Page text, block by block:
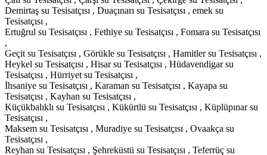
Demirtaş su Tesisatçısı , Duaçınarı su Tesisatçısı , emek su
Tesisatçısı ,
Ertuğrul su Tesisatçısı , Fethiye su Tesisatçısı , Fomara su Tesisatçısı
,
Geçit su Tesisatçısı , Görükle su Tesisatçısı , Hamitler su Tesisatçısı ,
Heykel su Tesisatçısı , Hisar su Tesisatçısı , Hüdavendigar su
Tesisatçısı , Hürriyet su Tesisatçısı ,
İhsaniye su Tesisatçısı , Karaman su Tesisatçısı , Kayapa su
Tesisatçısı , Kayhan su Tesisatçısı ,
Küçükbalıklı su Tesisatçısı , Kükürtlü su Tesisatçısı , Küplüpınar su
Tesisatçısı ,
Maksem su Tesisatçısı , Muradiye su Tesisatçısı , Ovaakça su
Tesisatçısı ,
Reyhan su Tesisatçısı , Şehreküstü su Tesisatçısı , Teferrüç su